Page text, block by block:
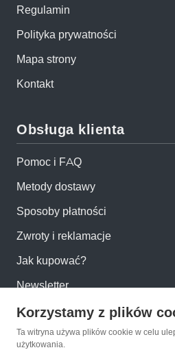
Regulamin
Polityka prywatności
Mapa strony
Kontakt
Obsługa klienta
Pomoc i FAQ
Metody dostawy
Sposoby płatności
Zwroty i reklamacje
Jak kupować?
Newsletter
Konto
Korzystamy z plików
Ta witryna używa plików cookie w celu
użytkowania.